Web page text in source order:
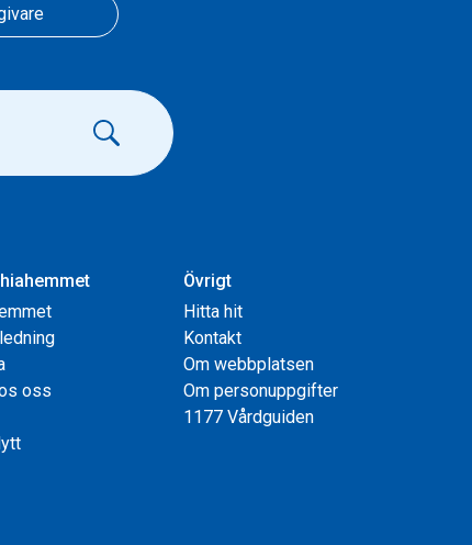
oss
Övrigt
Hitta hit
Kontakt
Om webbplatsen
Om personuppgifter
1177 Vårdguiden